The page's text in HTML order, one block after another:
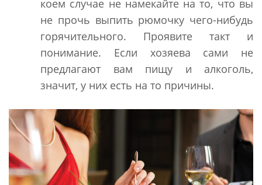
коем случае не намекайте на то, что вы
не прочь выпить рюмочку чего-нибудь
горячительного. Проявите такт и
понимание. Если хозяева сами не
предлагают вам пищу и алкоголь,
значит, у них есть на то причины.